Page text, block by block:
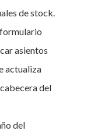
de stock.
asientos
actualiza
del
del